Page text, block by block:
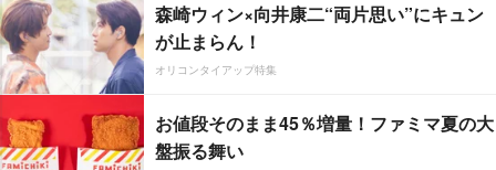
森崎ウィン×向井康二“両片思い”にキュン
が止まらん！
オリコンタイアップ特集
お値段そのまま45％増量！ファミマ夏の大
盤振る舞い